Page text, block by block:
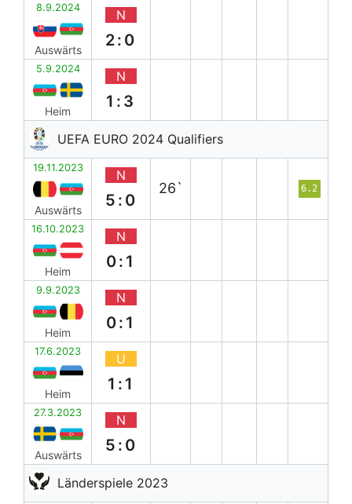
8.9.2024
Auswärts
N
2:0
5.9.2024
Heim
N
1:3
UEFA EURO 2024 Qualifiers
19.11.2023
Auswärts
N
5:0
26` 6.2
16.10.2023
Heim
N
0:1
9.9.2023
Heim
N
0:1
17.6.2023
Heim
U
1:1
27.3.2023
Auswärts
N
5:0
Länderspiele 2023